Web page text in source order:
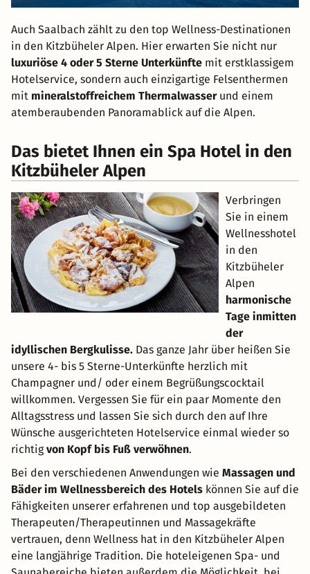
Auch Saalbach zählt zu den top Wellness-Destinationen
in den Kitzbüheler Alpen. Hier erwarten Sie nicht nur
luxuriöse 4 oder 5 Sterne Unterkünfte mit erstklassigem
Hotelservice, sondern auch einzigartige Felsenthermen
mit mineralstoffreichem Thermalwasserund einem
atemberaubenden Panoramablick auf die Alpen.
Das bietet Ihnen ein Spa Hotel in den
Kitzbüheler Alpen
Verbringen
Sie in einem
Wellnesshotel
in den
Kitzbüheler
Alpen
harmonische
Tage inmitten
der
idyllischen Bergkulisse. Das ganze Jahr über heißen Sie
unsere 4- bis 5 Sterne-Unterkünfte herzlich mit
Champagner und/ oder einem Begrüßungscocktail
willkommen. Vergessen Sie für ein paar Momente den
Alltagsstress und lassen Sie sich durch den auf Ihre
Wünsche ausgerichteten Hotelservice einmal wieder so
richtigvon Kopf bis Fuß verwöhnen.
Bei den verschiedenen Anwendungen wie Massagen und
Bäder im Wellnessbereich des Hotels können Sie auf die
Fähigkeiten unserer erfahrenen und top ausgebildeten
Therapeuten/Therapeutinnen und Massagekräfte
vertrauen, denn Wellness hat in den Kitzbüheler Alpen
eine langjährige Tradition. Die hoteleigenen Spa- und